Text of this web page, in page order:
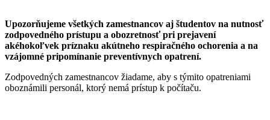
Upozorňujeme všetkých zamestnancov aj študentov na nutnosť
zodpovedného prístupu a obozretnosť pri prejavení
akéhokoľvek príznaku akútneho respiračného ochorenia a na
vzájomné pripomínanie preventívnych opatrení.
Zodpovedných zamestnancov žiadame, aby s týmito opatreniami
oboznámili personál, ktorý nemá prístup k počítaču.